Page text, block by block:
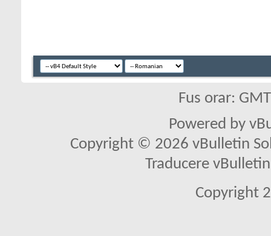
Fus orar:
Powered by
Copyright © 2026 vBulletin
Traducere
Copyright